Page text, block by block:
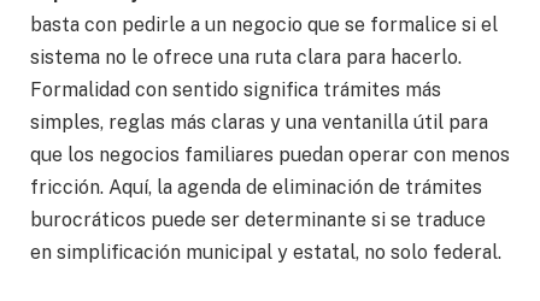
basta con pedirle a un negocio que se formalice si el
sistema no le ofrece una ruta clara para hacerlo.
Formalidad con sentido significa trámites más
simples, reglas más claras y una ventanilla útil para
que los negocios familiares puedan operar con menos
fricción. Aquí, la agenda de eliminación de trámites
burocráticos puede ser determinante si se traduce
en simplificación municipal y estatal, no solo federal.